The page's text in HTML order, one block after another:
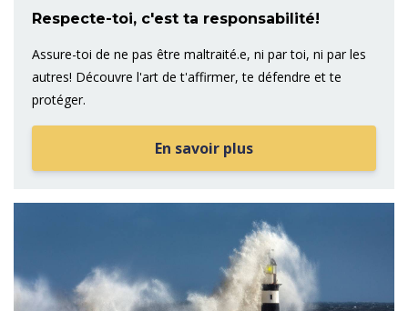
Respecte-toi, c'est ta responsabilité!
Assure-toi de ne pas être maltraité.e, ni par toi, ni par les
autres! Découvre l'art de t'affirmer, te défendre et te
protéger.
En savoir plus